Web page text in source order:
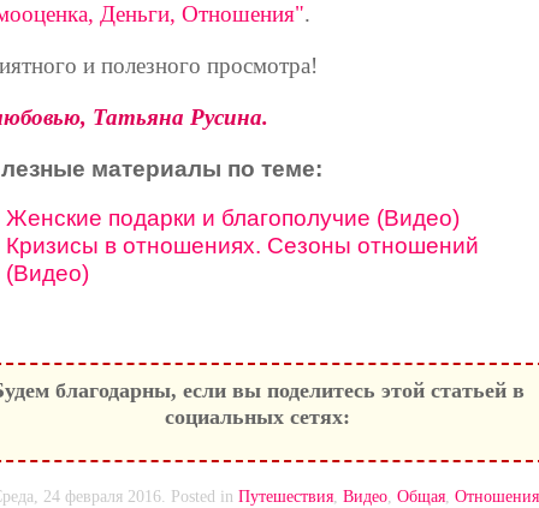
Деньги, Отношения".
и полезного просмотра!
Татьяна Русина.
материалы по теме:
Женские подарки и благополучие (Видео)
Кризисы в отношениях. Сезоны отношений
(Видео)
благодарны, если вы поделитесь этой статьей в
социальных сетях:
24 февраля 2016. Posted in Путешествия, Видео, Общая, Отношения